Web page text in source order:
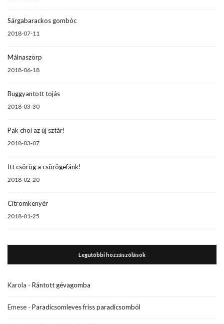
Sárgabarackos gombóc
2018-07-11
Málnaszörp
2018-06-18
Buggyantott tojás
2018-03-30
Pak choi az új sztár!
2018-03-07
Itt csörög a csörögefánk!
2018-02-20
Citromkenyér
2018-01-25
Legutóbbi hozzászólások
Karola - Rántott gévagomba
Emese - Paradicsomleves friss paradicsomból